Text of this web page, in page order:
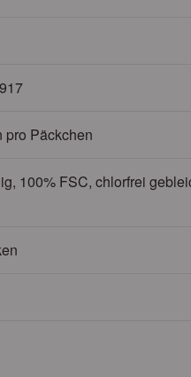
pro Päckchen
100% FSC, chlorfrei